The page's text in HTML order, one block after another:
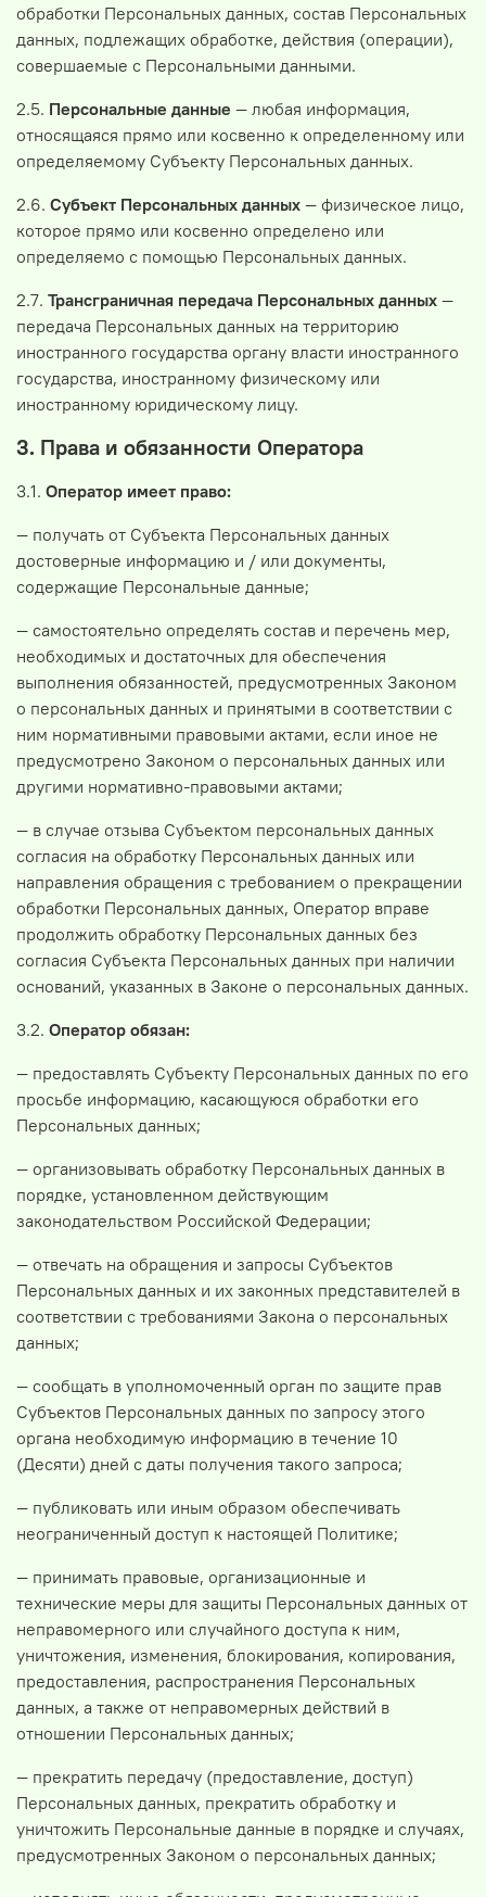
обработки Персональных данных, состав Персональных
данных, подлежащих обработке, действия (операции),
совершаемые с Персональными данными.
2.5. Персональные данные — любая информация,
относящаяся прямо или косвенно к определенному или
определяемому Субъекту Персональных данных.
2.6. Субъект Персональных данных — физическое лицо,
которое прямо или косвенно определено или
определяемо с помощью Персональных данных.
2.7. Трансграничная передача Персональных данных —
передача Персональных данных на территорию
иностранного государства органу власти иностранного
государства, иностранному физическому или
иностранному юридическому лицу.
3. Права и обязанности Оператора
3.1. Оператор имеет право:
— получать от Субъекта Персональных данных
достоверные информацию и / или документы,
содержащие Персональные данные;
— самостоятельно определять состав и перечень мер,
необходимых и достаточных для обеспечения
выполнения обязанностей, предусмотренных Законом
о персональных данных и принятыми в соответствии с
ним нормативными правовыми актами, если иное не
предусмотрено Законом о персональных данных или
другими нормативно-правовыми актами;
— в случае отзыва Субъектом персональных данных
согласия на обработку Персональных данных или
направления обращения с требованием о прекращении
обработки Персональных данных, Оператор вправе
продолжить обработку Персональных данных без
согласия Субъекта Персональных данных при наличии
оснований, указанных в Законе о персональных данных.
3.2. Оператор обязан:
— предоставлять Субъекту Персональных данных по его
просьбе информацию, касающуюся обработки его
Персональных данных;
— организовывать обработку Персональных данных в
порядке, установленном действующим
законодательством Российской Федерации;
— отвечать на обращения и запросы Субъектов
Персональных данных и их законных представителей в
соответствии с требованиями Закона о персональных
данных;
— сообщать в уполномоченный орган по защите прав
Субъектов Персональных данных по запросу этого
органа необходимую информацию в течение 10
(Десяти) дней с даты получения такого запроса;
— публиковать или иным образом обеспечивать
неограниченный доступ к настоящей Политике;
— принимать правовые, организационные и
технические меры для защиты Персональных данных от
неправомерного или случайного доступа к ним,
уничтожения, изменения, блокирования, копирования,
предоставления, распространения Персональных
данных, а также от неправомерных действий в
отношении Персональных данных;
— прекратить передачу (предоставление, доступ)
Персональных данных, прекратить обработку и
уничтожить Персональные данные в порядке и случаях,
предусмотренных Законом о персональных данных;